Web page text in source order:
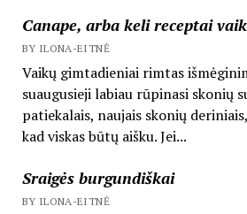
Canape, arba keli receptai
BY ILONA-EITNĖ
Vaikų gimtadieniai rimtas
suaugusieji labiau rūpinasi skonių
patiekalais, naujais skonių
kad viskas būtų aišku. Jei...
Sraigės burgundiškai
BY ILONA-EITNĖ